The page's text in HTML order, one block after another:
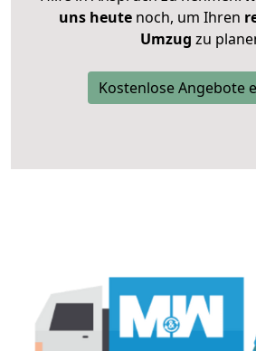
uns heutenoch, um Ihren
Umzug zu
Kostenlose Angebote